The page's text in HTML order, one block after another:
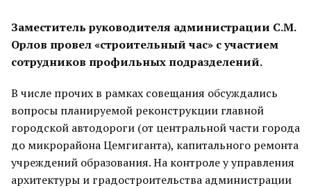
Заместитель руководителя администрации С.М.
Орлов провел «строительный час» с участием
сотрудников профильных подразделений.
В числе прочих в рамках совещания обсуждались
вопросы планируемой реконструкции главной
городской автодороги (от центральной части города
до микрорайона Цемгиганта), капитального ремонта
учреждений образования. На контроле у управления
архитектуры и градостроительства администрации